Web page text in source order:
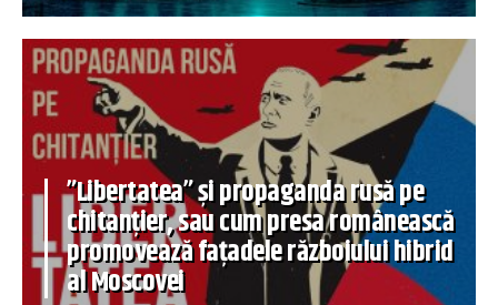
”Libertatea” și propaganda rusă pe
chitanțier, sau cum presa românească
promovează fațadele războiului hibrid
al Moscovei